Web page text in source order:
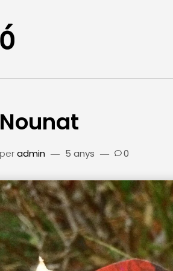
Nounat
peradmin 5 anys 0